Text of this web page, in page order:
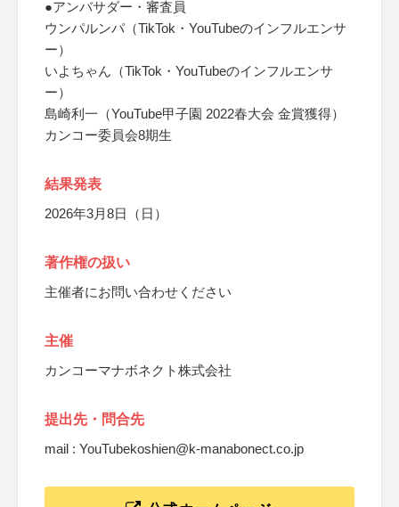
●アンバサダー・審査員
ウンパルンパ（TikTok・YouTubeのインフルエンサ
ー）
いよちゃん（TikTok・YouTubeのインフルエンサ
ー）
島崎利一（YouTube甲子園 2022春大会 金賞獲得）
カンコー委員会8期生
結果発表
2026年3月8日（日）
著作権の扱い
主催者にお問い合わせください
主催
カンコーマナボネクト株式会社
提出先・問合先
mail : YouTubekoshien@k-manabonect.co.jp